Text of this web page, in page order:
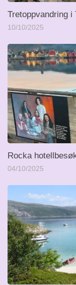
Tretoppvandring i
10/10/2025
Rocka
04/10/2025